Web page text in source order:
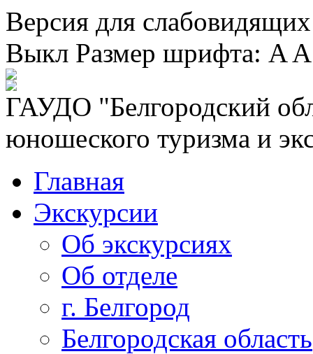
Версия для
Выкл Размер шрифта: A A
ГАУДО "Белгородский
юношеского туризма и
Главная
Экскурсии
Об экскурсиях
Об отделе
г. Белгород
Белгородская область